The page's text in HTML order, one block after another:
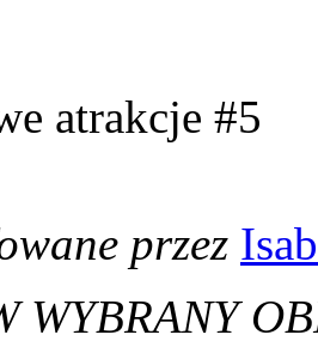
atrakcje #5
przez
WYBRANY